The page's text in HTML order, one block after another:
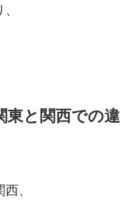
東と関西での違
、